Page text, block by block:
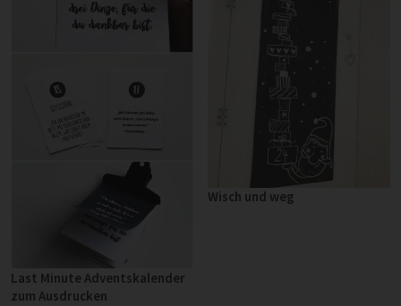
Last Minute Adventskalender
zum Ausdrucken
Wisch und weg